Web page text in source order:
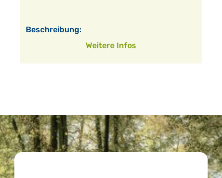
Weitere Infos